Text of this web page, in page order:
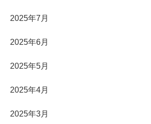
2025年7月
2025年6月
2025年5月
2025年4月
2025年3月